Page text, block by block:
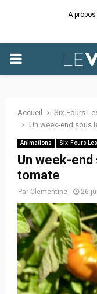
A propos
PRIMARY
Accueil
Six-Fours
Un week-end sous
Animations Six-Fours
Un week-
tomate
Par Clementine 26